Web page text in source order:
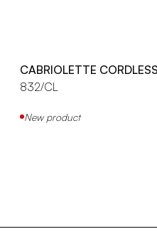
CABRIOLETTE CORDLESS
832/CL
New product